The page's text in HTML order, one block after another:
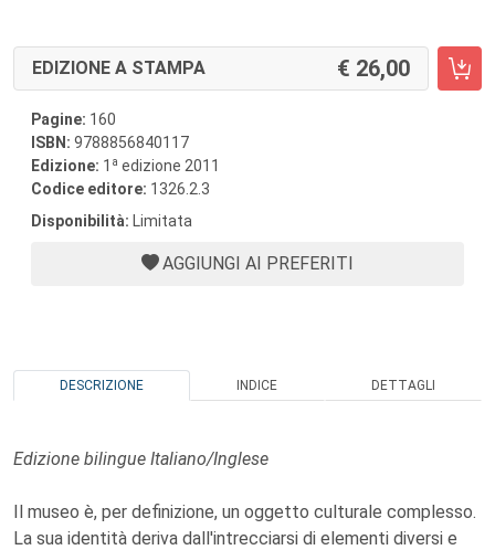
EDIZIONE A STAMPA 26,00
Pagine: 160
ISBN: 9788856840117
Edizione: 1 a edizione 2011
Codice editore: 1326.2.3
Disponibilità: Limitata
AGGIUNGI AI PREFERITI
DESCRIZIONE INDICE DETTAGLI
Edizione bilingue Italiano/Inglese
Il museo è, per definizione, un oggetto culturale complesso.
La sua identità deriva dall'intrecciarsi di elementi diversi e